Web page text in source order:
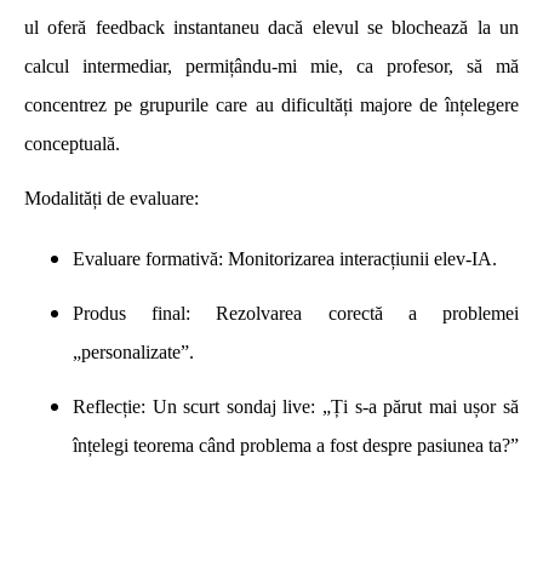
ul oferă feedback instantaneu dacă elevul se blochează la un
calcul intermediar, permițându-mi mie, ca profesor, să mă
concentrez pe grupurile care au dificultăți majore de înțelegere
conceptuală.
Modalități de evaluare:
Evaluare formativă: Monitorizarea interacțiunii elev-IA.
Produs final: Rezolvarea corectă a problemei
„personalizate”.
Reflecție: Un scurt sondaj live: „Ți s-a părut mai ușor să
înțelegi teorema când problema a fost despre pasiunea ta?”